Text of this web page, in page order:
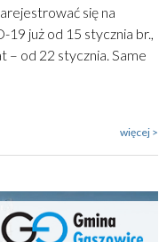
się na
już od 15 stycznia br.,
– od 22 stycznia. Same
więcej >